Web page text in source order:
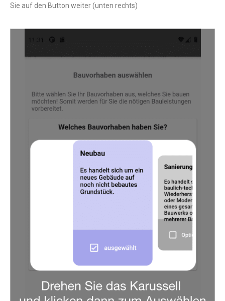
Sie auf den Button weiter (unten rechts)